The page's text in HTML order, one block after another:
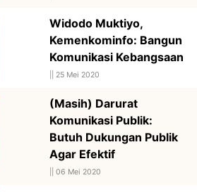
Widodo Muktiyo,
Kemenkominfo: Bangun
Komunikasi Kebangsaan
25 Mei 2020
(Masih) Darurat
Komunikasi Publik:
Butuh Dukungan Publik
Agar Efektif
06 Mei 2020